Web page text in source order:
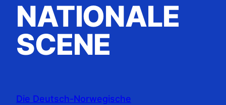
NATIONALE
SCENE
Die Deutsch-Norwegische